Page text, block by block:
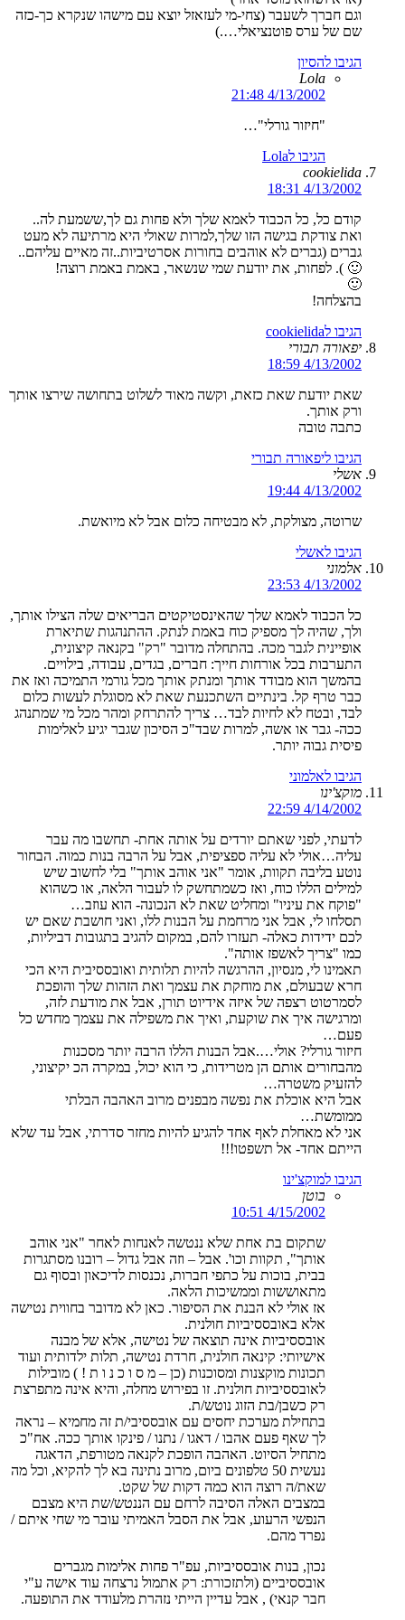
וגם חברך לשעבר (צחי-מי לעזאזל יוצא עם מישהו שנקרא כך-כזה
שם של ערס פוטנציאלי….)
הגיבו להסיון
Lola
4/13/2002 21:48
"חיזור גורלי"…
הגיבו לLola
cookielida
4/13/2002 18:31
קודם כל, כל הכבוד לאמא שלך ולא פחות גם לך,ששמעת לה..
ואת צודקת בגישה הזו שלך,למרות שאולי היא מרתיעה לא מעט
גברים (גברים לא אוהבים בחורות אסרטיביות..זה מאיים עליהם..
🙂 ). לפחות, את יודעת שמי שנשאר, באמת באמת רוצה!
🙂
בהצלחה!
הגיבו לcookielida
יפאורה תבורי
4/13/2002 18:59
שאת יודעת שאת כזאת, וקשה מאוד לשלוט בתחושה שירצו אותך
ורק אותך.
כתבה טובה
הגיבו ליפאורה תבורי
אשלי
4/13/2002 19:44
שרוטה, מצולקת, לא מבטיחה כלום אבל לא מיואשת.
הגיבו לאשלי
אלמוני
4/13/2002 23:53
כל הכבוד לאמא שלך שהאינסטיקטים הבריאים שלה הצילו אותך,
ולך, שהיה לך מספיק כוח באמת לנתק. ההתנהגות שתיארת
אופיינית לגבר מכה. בהתחלה מדובר "רק" בקנאה קיצונית,
התערבות בכל אורחות חייך: חברים, בגדים, עבודה, בילויים.
בהמשך הוא מבודד אותך ומנתק אותך מכל גורמי התמיכה ואז את
כבר טרף קל. בינתיים השתכנעת שאת לא מסוגלת לעשות כלום
לבד, ובטח לא לחיות לבד… צריך להתרחק ומהר מכל מי שמתנהג
ככה- גבר או אשה, למרות שבד"כ הסיכון שגבר יגיע לאלימות
פיסית גבוה יותר.
הגיבו לאלמוני
מוקצ'ינו
4/14/2002 22:59
לדעתי, לפני שאתם יורדים על אותה אחת- תחשבו מה עבר
עליה…אולי לא עליה ספציפית, אבל על הרבה בנות כמוה. הבחור
נוטע בליבה תקוות, אומר "אני אוהב אותך" בלי לחשוב שיש
למילים הללו כוח, ואז כשמתחשק לו לעבור הלאה, או כשהוא
"פוקח את עיניו" ומחליט שאת לא הנכונה- הוא עוזב…
תסלחו לי, אבל אני מרחמת על הבנות ללו, ואני חושבת שאם יש
לכם ידידות כאלה- תעזרו להם, במקום להגיב בתגובות דביליות,
כמו "צריך לאשפז אותה".
תאמינו לי, מנסיון, ההרגשה להיות תלותית ואובססיבית היא הכי
חרא שבעולם, את מוחקת את עצמך ואת הזהות שלך והופכת
לסמרטוט רצפה של איזה אידיוט תורן, אבל את מודעת לזה,
ומרגישה איך את שוקעת, ואיך את משפילה את עצמך מחדש כל
פעם…
חיזור גורלי? אולי….אבל הבנות הללו הרבה יותר מסכנות
מהבחורים אותם הן מטרידות, כי הוא יכול, במקרה הכ יקיצוני,
להזעיק משטרה…
אבל היא אוכלת את נפשה מבפנים מרוב האהבה הבלתי
ממומשת…
אני לא מאחלת לאף אחד להגיע להיות מחזר סדרתי, אבל עד שלא
הייתם אחד- אל תשפטו!!!
הגיבו למוקצ'ינו
בוטן
4/15/2002 10:51
שתקום בת אחת שלא ננטשה לאנחות לאחר "אני אוהב
אותך", תקוות וכו'. אבל – וזה אבל גדול – רובנו מסתגרות
בבית, בוכות על כתפי חברות, נכנסות לדיכאון ובסוף גם
מתאוששות וממשיכות הלאה.
אז אולי לא הבנת את הסיפור. כאן לא מדובר בחווית נטישה
אלא באובססיביות חולנית.
אובססיביות אינה תוצאה של נטישה, אלא של מבנה
אישיותי: קינאה חולנית, חרדת נטישה, תלות ילדותית ועוד
תכונות מוקצנות ומסוכנות (כן – מ ס ו כ נ ו ת ! ) מובילות
לאובססיביות חולנית. זו בפירוש מחלה, והיא אינה מתפרצת
רק כשבן/בת הזוג נוטש/ת.
בתחילת מערכת יחסים עם אובססיבי/ת זה מחמיא – נראה
לך שאף פעם אהבו / דאגו / נתנו / פינקו אותך ככה. אח"כ
מתחיל הסיוט. האהבה הופכת לקנאה מטורפת, הדאגה
נעשית 50 טלפונים ביום, מרוב נתינה בא לך להקיא, וכל מה
שאת/ה רוצה הוא כמה דקות של שקט.
במצבים האלה הסיבה לרחם עם הננטש/שת היא מצבם
הנפשי הרעוע, אבל את הסבל האמיתי עובר מי שחי איתם /
נפרד מהם.
נכון, בנות אובססיביות, עפ"ר פחות אלימות מגברים
אובססיביים (ולתזכורת: רק אתמול נרצחה עוד אישה ע"י
חבר קנאי) , אבל עדיין הייתי נזהרת מלעודד את התופעה.